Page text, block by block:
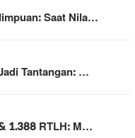
Saat Nila…
Tantangan: …
1.388 RTLH: M…